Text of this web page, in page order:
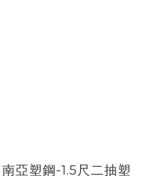
南亞塑鋼-1.5尺二抽塑